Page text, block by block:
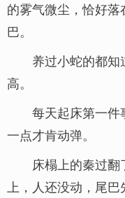
的雾气微尘，恰好
巴。
养过小蛇的都
高。
每天起床第一件
一点才肯动弹。
床榻上的秦过
上，人还没动，尾巴